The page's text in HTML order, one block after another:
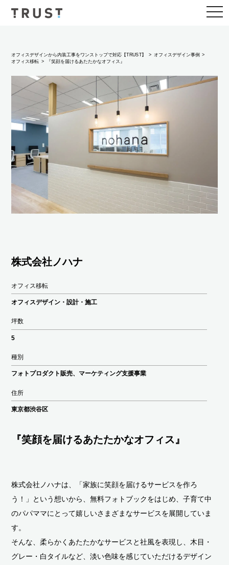
オフィスデザインから内装工事をワンストップで対応【TRUST】 オフィスデザイン事例
オフィス移転 『笑顔を届けるあたたかなオフィス』
株式会社ノハナ
オフィス移転
オフィスデザイン・設計・施工
坪数
5
種別
フォトプロダクト販売、マーケティング支援事業
住所
東京都渋谷区
『笑顔を届けるあたたかなオフィス』
株式会社ノハナは、「家族に笑顔を届けるサービスを作ろ
う！」という想いから、無料フォトブックをはじめ、子育て中
のパパママにとって嬉しいさまざまなサービスを展開していま
す。
そんな、柔らかくあたたかなサービスと社風を表現し、木目・
グレー・白タイルなど、淡い色味を感じていただけるデザイン